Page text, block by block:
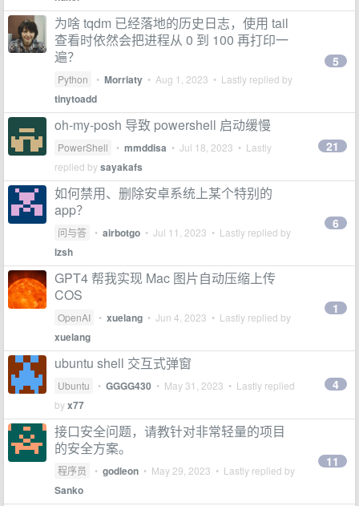
为啥 tqdm 已经落地的历史日志，使用 tail
查看时依然会把进程从 0 到 100 再打印一
遍？
Python • Morriaty • Aug 1, 2023 • Lastly replied by
tinytoadd
5
oh-my-posh 导致 powershell 启动缓慢
PowerShell • mmddisa • Jul 18, 2023 • Lastly
replied bysayakafs
21
如何禁用、删除安卓系统上某个特别的
app？
问与答 • airbotgo • Jul 11, 2023 • Lastly replied by
lzsh
6
GPT4 帮我实现 Mac 图片自动压缩上传
COS
OpenAI • xuelang • Jun 4, 2023 • Lastly replied by
xuelang
1
ubuntu shell 交互式弹窗
Ubuntu • GGGG430 • May 31, 2023 • Lastly replied
byx77
4
接口安全问题，请教针对非常轻量的项目
的安全方案。
程序员 • godleon • May 29, 2023 • Lastly replied by
Sanko
11